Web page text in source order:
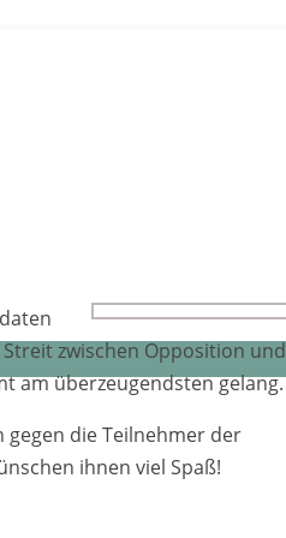
zwischen Opposi­tion und
am über­zeugendsten gelang.
gegen die Teil­nehmer der
ihnen viel Spaß!